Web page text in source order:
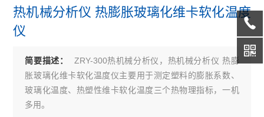
热机械分析仪 热膨胀玻璃化维卡软化温度
仪
简要描述：
ZRY-300热机械分析仪，热机械分析仪 热膨
胀玻璃化维卡软化温度仪主要用于测定塑料的膨胀系数、
玻璃化温度、热塑性维卡软化温度三个热物理指标，一机
多用。